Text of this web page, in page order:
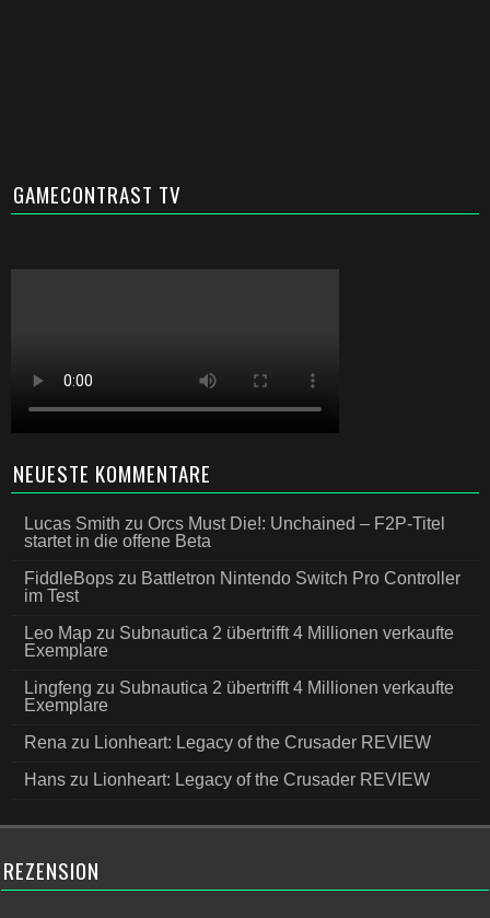
GAMECONTRAST TV
NEUESTE KOMMENTARE
Lucas Smith zu Orcs Must Die!: Unchained – F2P-Titel
startet in die offene Beta
FiddleBops zu Battletron Nintendo Switch Pro Controller
im Test
Leo Map zu Subnautica 2 übertrifft 4 Millionen verkaufte
Exemplare
Lingfeng zu Subnautica 2 übertrifft 4 Millionen verkaufte
Exemplare
Rena zu Lionheart: Legacy of the Crusader REVIEW
Hans zu Lionheart: Legacy of the Crusader REVIEW
REZENSION